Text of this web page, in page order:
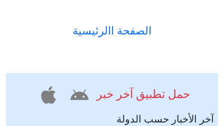
الصفحة االرئيسية
حمل تطبيق آخر خبر
آخر الأخبار حسب الدولة